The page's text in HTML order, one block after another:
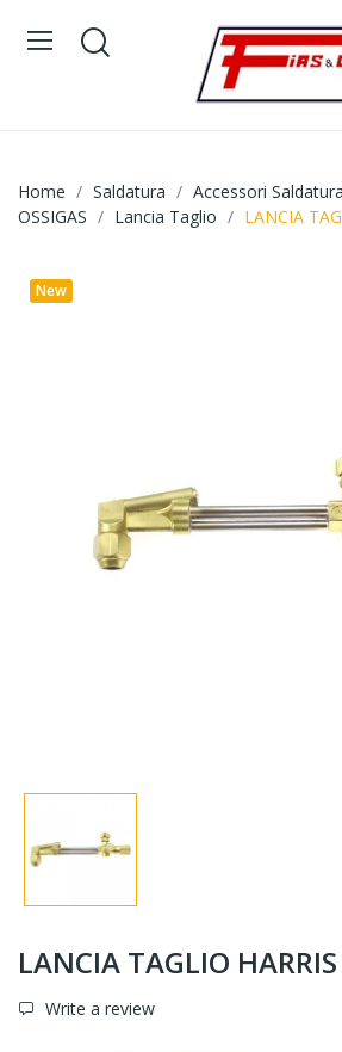
Home Saldatura Accessori Saldatura
OSSIGAS
Lancia Taglio LANCIA
New
LANCIA TAGLIO
Write a review